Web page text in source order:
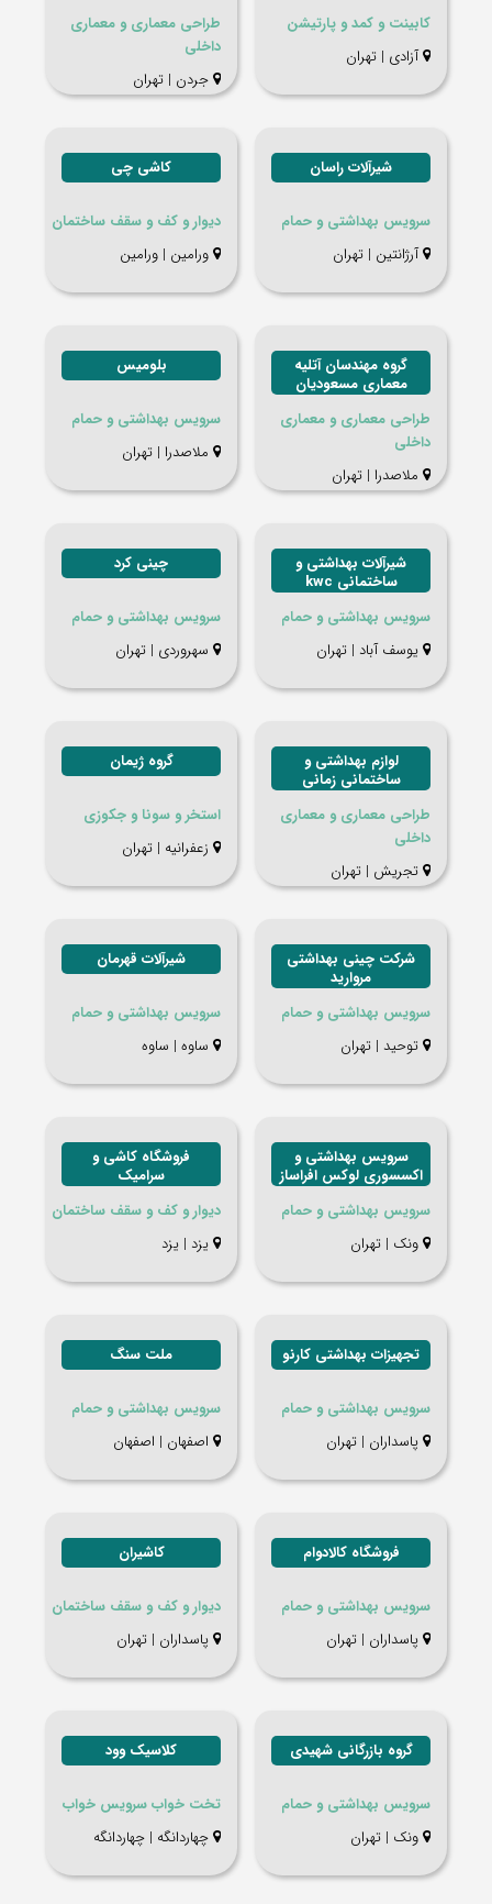
کابینت و کمد و پارتیشن
آزادی | تهران
طراحی معماری و معماری
داخلی
جردن | تهران
شیرآلات راسان
سرویس بهداشتی و حمام
آرژانتین | تهران
کاشی چی
دیوار و کف و سقف ساختمان
ورامين | ورامين
گروه مهندسان آتلیه
معماری مسعودیان
طراحی معماری و معماری
داخلی
ملاصدرا | تهران
بلومیس
سرویس بهداشتی و حمام
ملاصدرا | تهران
شیرآلات بهداشتی و
ساختمانی kwc
سرویس بهداشتی و حمام
یوسف آباد | تهران
چینی کرد
سرویس بهداشتی و حمام
سهروردی | تهران
لوازم بهداشتی و
ساختمانی زمانی
طراحی معماری و معماری
داخلی
تجریش | تهران
گروه ژیمان
استخر و سونا و جکوزی
زعفرانیه | تهران
شرکت چینی بهداشتی
مروارید
سرویس بهداشتی و حمام
توحید | تهران
شیرآلات قهرمان
سرویس بهداشتی و حمام
ساوه | ساوه
سرویس بهداشتی و
اکسسوری لوکس افراساز
سرویس بهداشتی و حمام
ونک | تهران
فروشگاه کاشی و
سرامیک
دیوار و کف و سقف ساختمان
يزد | يزد
تجهیزات بهداشتی کارنو
سرویس بهداشتی و حمام
پاسداران | تهران
ملت سنگ
سرویس بهداشتی و حمام
اصفهان | اصفهان
فروشگاه کالادوام
سرویس بهداشتی و حمام
پاسداران | تهران
کاشیران
دیوار و کف و سقف ساختمان
پاسداران | تهران
گروه بازرگانی شهیدی
سرویس بهداشتی و حمام
ونک | تهران
کلاسیک وود
تخت خواب سرویس خواب
چهاردانگه | چهاردانگه